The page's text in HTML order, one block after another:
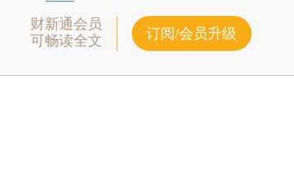
财新通会员
可畅读全文
订阅/会员升级